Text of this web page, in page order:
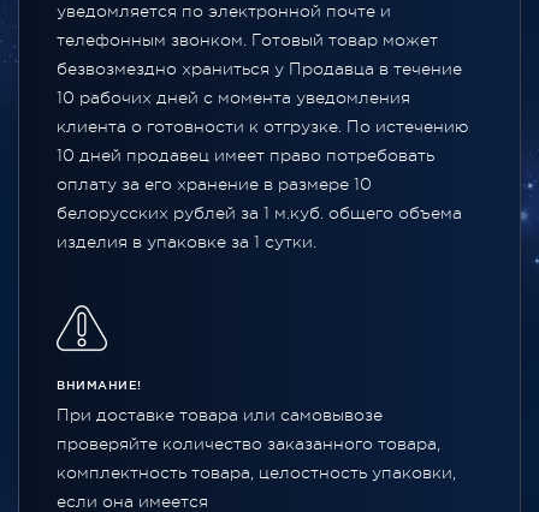
уведомляется по электронной почте и
телефонным звонком. Готовый товар может
безвозмездно храниться у Продавца в течение
10 рабочих дней с момента уведомления
клиента о готовности к отгрузке. По истечению
10 дней продавец имеет право потребовать
оплату за его хранение в размере 10
белорусских рублей за 1 м.куб. общего объема
изделия в упаковке за 1 сутки.
ВНИМАНИЕ!
При доставке товара или самовывозе
проверяйте количество заказанного товара,
комплектность товара, целостность упаковки,
если она имеется